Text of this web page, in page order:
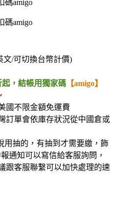
文/可切換台幣計價)
，結帳用獨家碼 【amigo】
國不限金額免運費
訂單會依庫存狀況從中國倉或
用抽的，有抽到才需要繳，飾
通知可以寫信給客服詢問，
跟客服聯繫可以加快處理的速